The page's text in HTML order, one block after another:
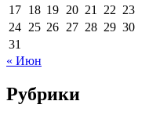
17 18 19 20 21 22 23
24 25 26 27 28 29 30
31
« Июн
Рубрики